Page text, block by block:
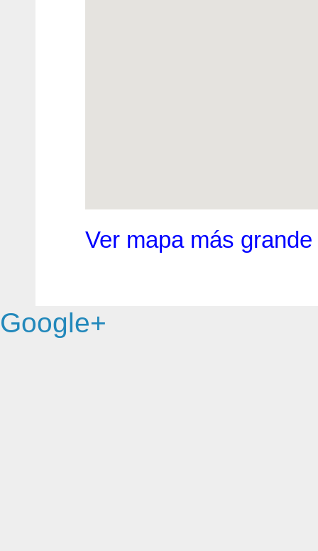
Ver mapa más grande
Google+